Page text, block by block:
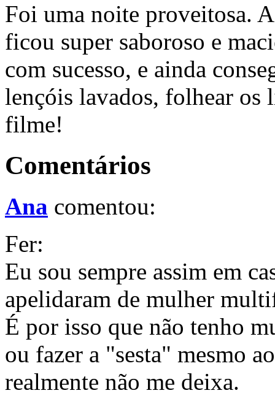
Foi uma noite proveitosa.
ficou super saboroso e
com sucesso, e ainda
lençóis lavados, folhear os
filme!
Comentários
Ana comentou:
Fer:
Eu sou sempre assim em
apelidaram de mulher
É por isso que não tenho
ou fazer a "sesta" mesmo
realmente não me deixa.